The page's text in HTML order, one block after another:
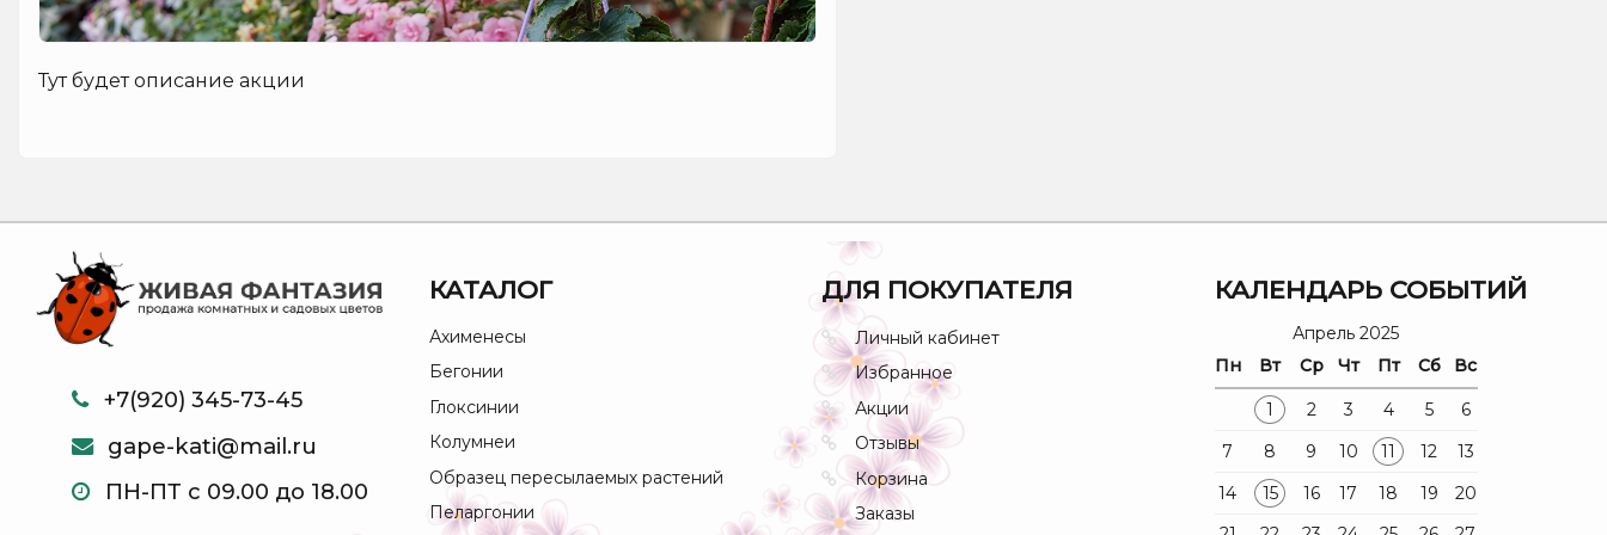
Тут будет описание акции
+7(920) 345-73-45
gape-kati@mail.ru
ПН-ПТ с 09.00 до 18.00
КАТАЛОГ
Ахименесы
Бегонии
Глоксинии
Колумнеи
Образец пересылаемых растений
Пеларгонии
ДЛЯ ПОКУПАТЕЛЯ
Личный кабинет
Избранное
Акции
Отзывы
Корзина
Заказы
КАЛЕНДАРЬ СОБЫТИЙ
Апрель 2025
Пн
Вт Ср Чт Пт Сб Вс
1 2 3 4 5
6
7
8 9 10 11 12
13
14
15 16 17 18 19
20